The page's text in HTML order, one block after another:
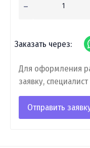
Заказать через:
Для оформления
заявку,
Отправить